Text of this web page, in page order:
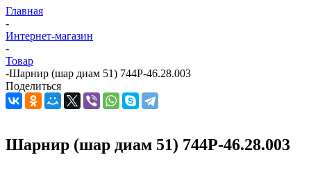
Главная
-
Интернет-магазин
-
Товар
-Шарнир (шар диам 51) 744Р-46.28.003
Поделиться
Шарнир (шар диам 51) 744Р-46.28.003